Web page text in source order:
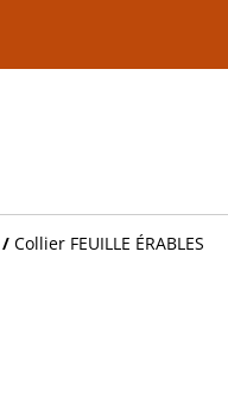
/ Collier FEUILLE ÉRABLES